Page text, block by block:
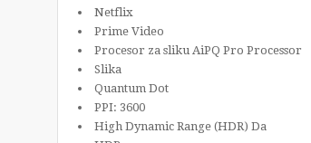
Netflix
Prime Video
Procesor za sliku AiPQ Pro Processor
Slika
Quantum Dot
PPI: 3600
High Dynamic Range (HDR) Da